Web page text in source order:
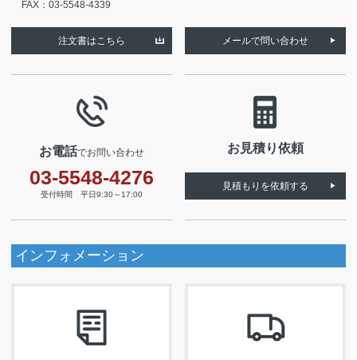
FAX：03-5548-4339
注文書はこちら メールで問い合わせ
お電話でお問い合わせ
03-5548-4276
受付時間 平日9:30～17:00
お見積り依頼
見積もりを依頼する
インフォメーション